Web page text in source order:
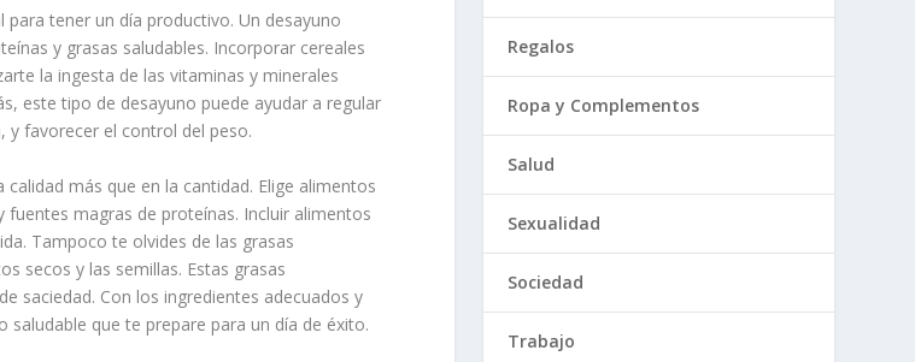
tener un día productivo. Un desayuno
y grasas saludables. Incorporar cereales
la ingesta de las vitaminas y minerales
este tipo de desayuno puede ayudar a regular
y favorecer el control del peso.
más que en la cantidad. Elige alimentos
magras de proteínas. Incluir alimentos
Tampoco te olvides de las grasas
secos y las semillas. Estas grasas
saciedad. Con los ingredientes adecuados y
que te prepare para un día de éxito.
Regalos
Ropa y Complementos
Salud
Sexualidad
Sociedad
Trabajo